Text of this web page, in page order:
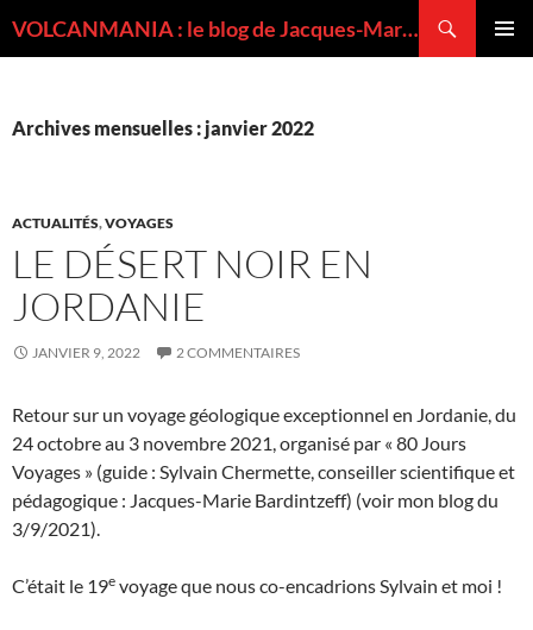
VOLCANMANIA : le blog de Jacques-Marie BARDINTZEFF, volcanologue
Archives mensuelles : janvier 2022
ACTUALITÉS,VOYAGES
LE DÉSERT NOIR EN
JORDANIE
JANVIER 9, 2022 2 COMMENTAIRES
Retour sur un voyage géologique exceptionnel en Jordanie, du
24 octobre au 3 novembre 2021, organisé par « 80 Jours
Voyages » (guide : Sylvain Chermette, conseiller scientifique et
pédagogique : Jacques-Marie Bardintzeff) (voir mon blog du
3/9/2021).
C’était le 19e voyage que nous co-encadrions Sylvain et moi !